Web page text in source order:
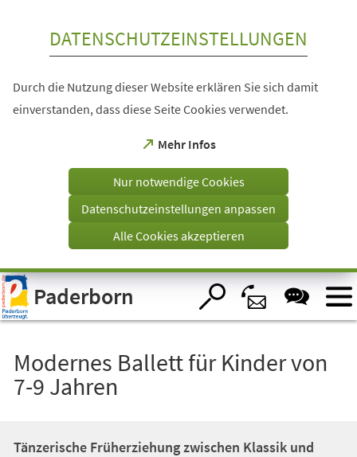
Visuelle
Assistenzsoftware
öffnen.
DATENSCHUTZEINSTELLUNGEN
Durch die Nutzung dieser Website erklären Sie sich damit
einverstanden, dass diese Seite Cookies verwendet.
Mehr Infos
(Öffnet
einem
Tab)
Nur notwendige Cookies
Datenschutzeinstellungen anpassen
Alle Cookies akzeptieren
Paderborn
Modernes Ballett für Kinder von
7-9 Jahren
Tänzerische Früherziehung zwischen Klassik und